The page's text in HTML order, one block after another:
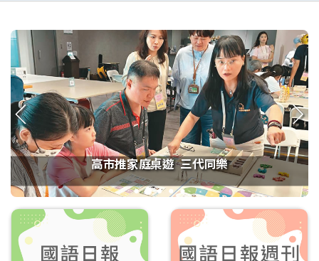
高市推家庭桌遊 三代同樂
1 3 4 5